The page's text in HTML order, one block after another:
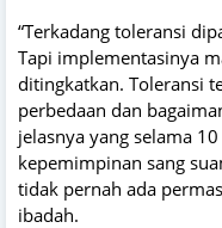
“Terkadang toleransi
Tapi implementasinya
ditingkatkan. Toleransi
perbedaan dan
jelasnya yang selama
kepemimpinan sang
tidak pernah ada
ibadah.